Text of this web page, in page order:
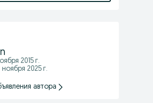
2015 г.
2025 г.
автора